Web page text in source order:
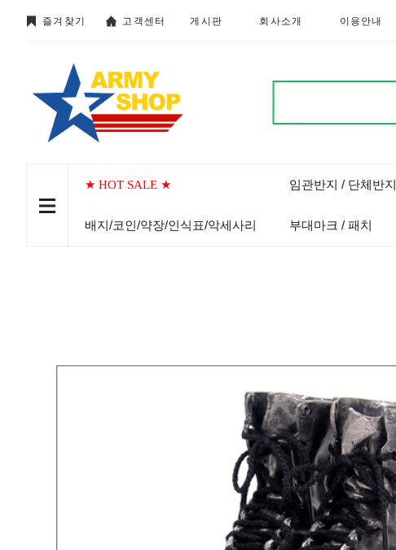
즐겨찾기 고객센터 게시판 회사소개 이용안내
★ HOT SALE ★
배지/코인/약장/인식표/악세사리
임관반지 / 단체반지
부대마크 / 패치